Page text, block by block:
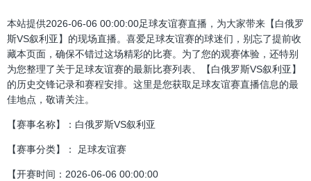
本站提供2026-06-06 00:00:00足球友谊赛直播，为大家带来【白俄罗
斯VS叙利亚】的现场直播。喜爱足球友谊赛的球迷们，别忘了提前收
藏本页面，确保不错过这场精彩的比赛。为了您的观赛体验，还特别
为您整理了关于足球友谊赛的最新比赛列表、【白俄罗斯VS叙利亚】
的历史交锋记录和赛程安排。这里是您获取足球友谊赛直播信息的最
佳地点，敬请关注。
【赛事名称】：白俄罗斯VS叙利亚
【赛事分类】： 足球友谊赛
【开赛时间：2026-06-06 00:00:00